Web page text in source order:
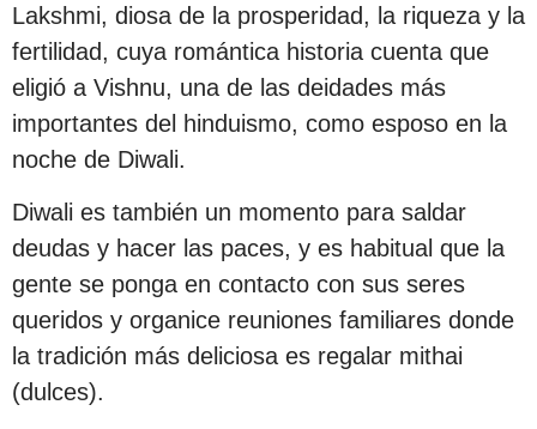
Lakshmi, diosa de la prosperidad, la riqueza y la
fertilidad, cuya romántica historia cuenta que
eligió a Vishnu, una de las deidades más
importantes del hinduismo, como esposo en la
noche de Diwali.
Diwali es también un momento para saldar
deudas y hacer las paces, y es habitual que la
gente se ponga en contacto con sus seres
queridos y organice reuniones familiares donde
la tradición más deliciosa es regalar mithai
(dulces).